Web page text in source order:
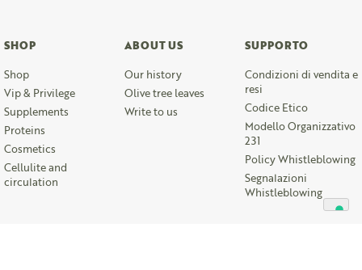
SHOP
Shop
Vip & Privilege
Supplements
Proteins
Cosmetics
Cellulite and
circulation
ABOUT US
Our history
Olive tree leaves
Write to us
SUPPORTO
Condizioni di vendita e
resi
Codice Etico
Modello Organizzativo
231
Policy Whistleblowing
Segnalazioni
Whistleblowing